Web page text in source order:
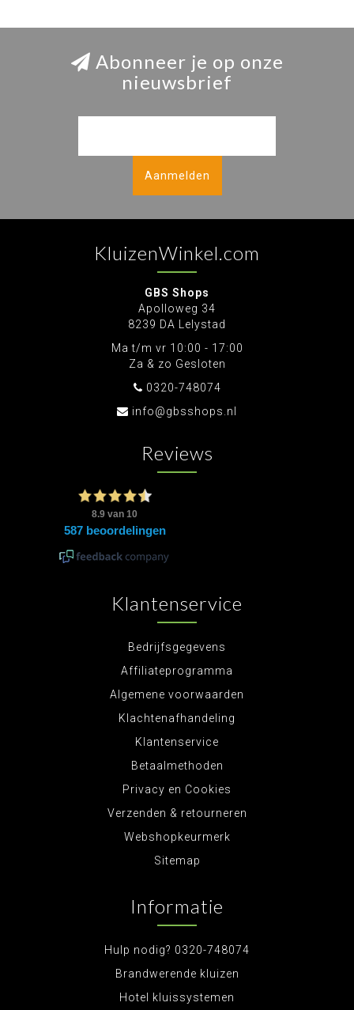
Abonneer je op onze
nieuwsbrief
Aanmelden
KluizenWinkel.com
GBS Shops
Apolloweg 34
8239 DA Lelystad
Ma t/m vr 10:00 - 17:00
Za & zo Gesloten
0320-748074
info@gbsshops.nl
Reviews
Klantenservice
Bedrijfsgegevens
Affiliateprogramma
Algemene voorwaarden
Klachtenafhandeling
Klantenservice
Betaalmethoden
Privacy en Cookies
Verzenden & retourneren
Webshopkeurmerk
Sitemap
Informatie
Hulp nodig? 0320-748074
Brandwerende kluizen
Hotel kluissystemen